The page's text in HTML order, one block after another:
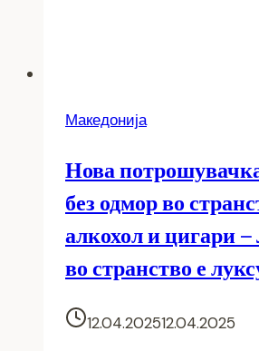
Македонија
Нова
без одмор во
алкохол и цигари
во странство е
12.04.202512.04.2025